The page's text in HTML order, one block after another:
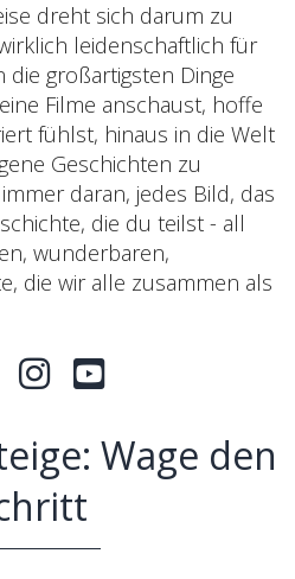
dreht sich darum zu
leidenschaftlich für
großartigsten Dinge
Filme anschaust, hoffe
fühlst, hinaus in die Welt
Geschichten zu
daran, jedes Bild, das
die du teilst - all
wunderbaren,
die wir alle zusammen als
Wage den